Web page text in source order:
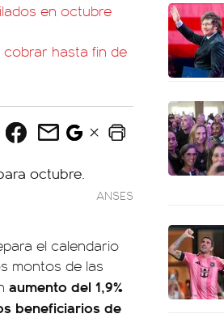
en octubre
cobrar hasta fin de
ANSES
el calendario
montos de las
aumento del 1,9%
beneficiarios de